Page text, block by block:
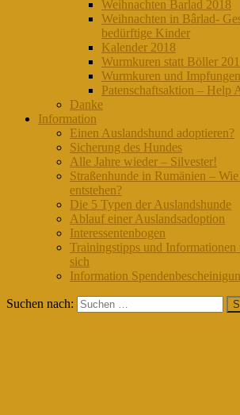
Weihnachten Barlad 2018
Weihnachten in Bârlad-
bedürftige Kinder
Kalender 2018
Wurmkuren statt Böller
Wurmkuren und
Patenschaftsaktion – Help
Danke
Information
Einen Auslandshund adoptieren?
Sicherung des Hundes
Alle Jahre wieder – Silvester!
Straßenhunde in Rumänien –
entstehen?
Die 5 Typen der Auslandshunde
Ablauf einer Auslandsadoption
Interessentenbogen
Trainingstipps und Informationen
sich
Information
Suchen nach: